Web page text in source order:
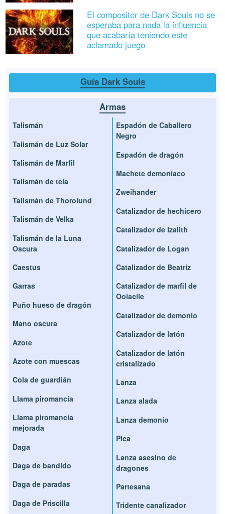
El compositor de Dark Souls no se
esperaba para nada la influencia
que acabaría teniendo este
aclamado juego
Guía Dark Souls
Armas
Talismán
Talismán de Luz Solar
Talismán de Marfil
Talismán de tela
Talismán de Thorolund
Talismán de Velka
Talismán de la Luna
Oscura
Caestus
Garras
Puño hueso de dragón
Mano oscura
Azote
Azote con muescas
Cola de guardián
Llama piromancia
Llama piromancia
mejorada
Daga
Daga de bandido
Daga de paradas
Daga de Priscilla
Espadón de Caballero
Negro
Espadón de dragón
Machete demoníaco
Zweihander
Catalizador de hechicero
Catalizador de Izalith
Catalizador de Logan
Catalizador de Beatriz
Catalizador de marfil de
Oolacile
Catalizador de demonio
Catalizador de latón
Catalizador de latón
cristalizado
Lanza
Lanza alada
Lanza demonio
Pica
Lanza asesino de
dragones
Partesana
Tridente canalizador